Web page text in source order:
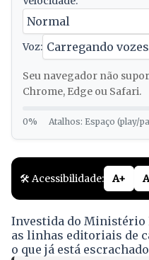
Voz:
Seu navegador não
Chrome, Edge ou Safari.
0% Atalhos: Espaço (play/
🛠️ Acessibilidade: A+
Investida do Ministério
as linhas editoriais de
o que já está